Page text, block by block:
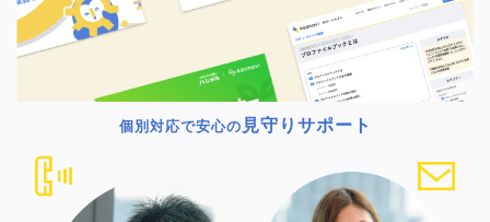
個別対応で安心の 見守りサポート